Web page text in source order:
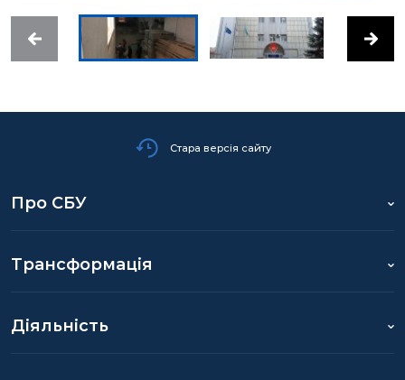
Стара версія сайту
Про СБУ
Трансформація
Діяльність